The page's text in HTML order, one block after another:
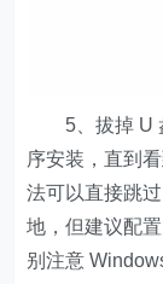
5、拔掉 U 盘
序安装，直到
法可以直接跳
地，但建议配
别注意